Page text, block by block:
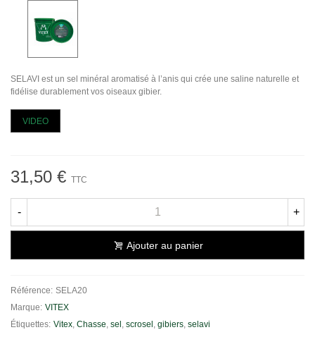
SELAVI est un sel minéral aromatisé à l’anis qui crée une saline naturelle et
fidélise durablement vos oiseaux gibier.
VIDEO
31,50 € TTC
- +
Ajouter au panier
Référence: SELA20
Marque: VITEX
Étiquettes: Vitex, Chasse, sel , scrosel , gibiers, selavi